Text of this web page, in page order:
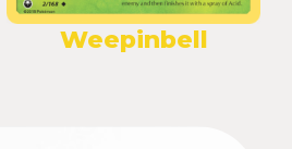
Weepinbell